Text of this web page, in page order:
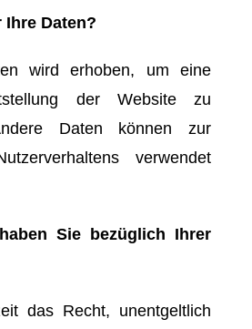
Daten?
wird erhoben, um eine
der Website zu
Daten können zur
verwendet
Sie bezüglich Ihrer
das Recht, unentgeltlich